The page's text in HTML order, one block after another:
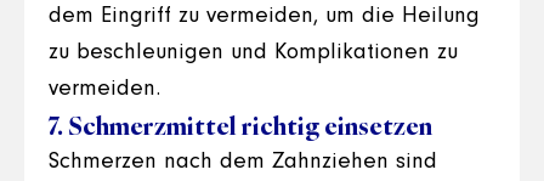
dem Eingriff zu vermeiden, um die Heilung
zu beschleunigen und Komplikationen zu
vermeiden.
7. Schmerzmittel richtig einsetzen
Schmerzen nach dem Zahnziehen sind